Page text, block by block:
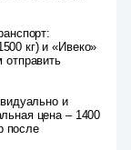
кг) и «Ивеко»
отправить
и
цена – 1400
после